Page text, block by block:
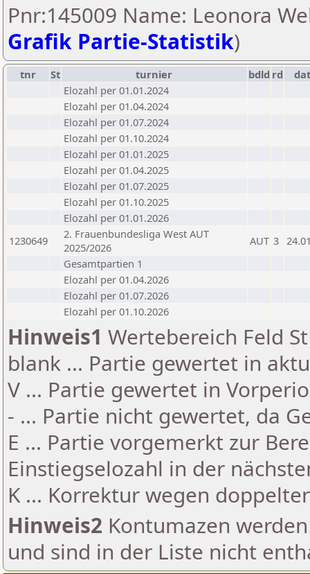
Pnr:145009 Name: Leonora
Grafik Partie-Statistik)
tnr St turnier bdld rd
Elozahl per 01.01.2024
Elozahl per 01.04.2024
Elozahl per 01.07.2024
Elozahl per 01.10.2024
Elozahl per 01.01.2025
Elozahl per 01.04.2025
Elozahl per 01.07.2025
Elozahl per 01.10.2025
Elozahl per 01.01.2026
1230649
2. Frauenbundesliga West AUT
2025/2026
AUT 3
Gesamtpartien 1
Elozahl per 01.04.2026
Elozahl per 01.07.2026
Elozahl per 01.10.2026
Hinweis1 Wertebereich Feld
blank ... Partie gewertet in
V ... Partie gewertet in
- ... Partie nicht gewertet, da
E ... Partie vorgemerkt zur
Einstiegselozahl in der
K ... Korrektur wegen
Hinweis2 Kontumazen
und sind in der Liste nicht